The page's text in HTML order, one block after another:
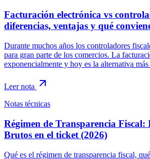
Facturación electrónica vs
diferencias, ventajas y qué
Durante muchos años los controladores
para gran parte de los comercios. La
exponencialmente y hoy es la alternativa
Leer nota
Notas técnicas
Régimen de Transparencia Fiscal:
Brutos en el ticket (2026)
Qué es el régimen de transparencia fiscal,